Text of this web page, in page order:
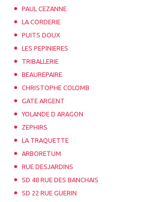
PAUL CEZANNE
LA CORDERIE
PUITS DOUX
LES PEPINIERES
TRIBALLERIE
BEAUREPAIRE
CHRISTOPHE COLOMB
GATE ARGENT
YOLANDE D ARAGON
ZEPHIRS
LA TRAQUETTE
ARBORETUM
RUE DESJARDINS
SD 48 RUE DES BANCHAIS
SD 22 RUE GUERIN